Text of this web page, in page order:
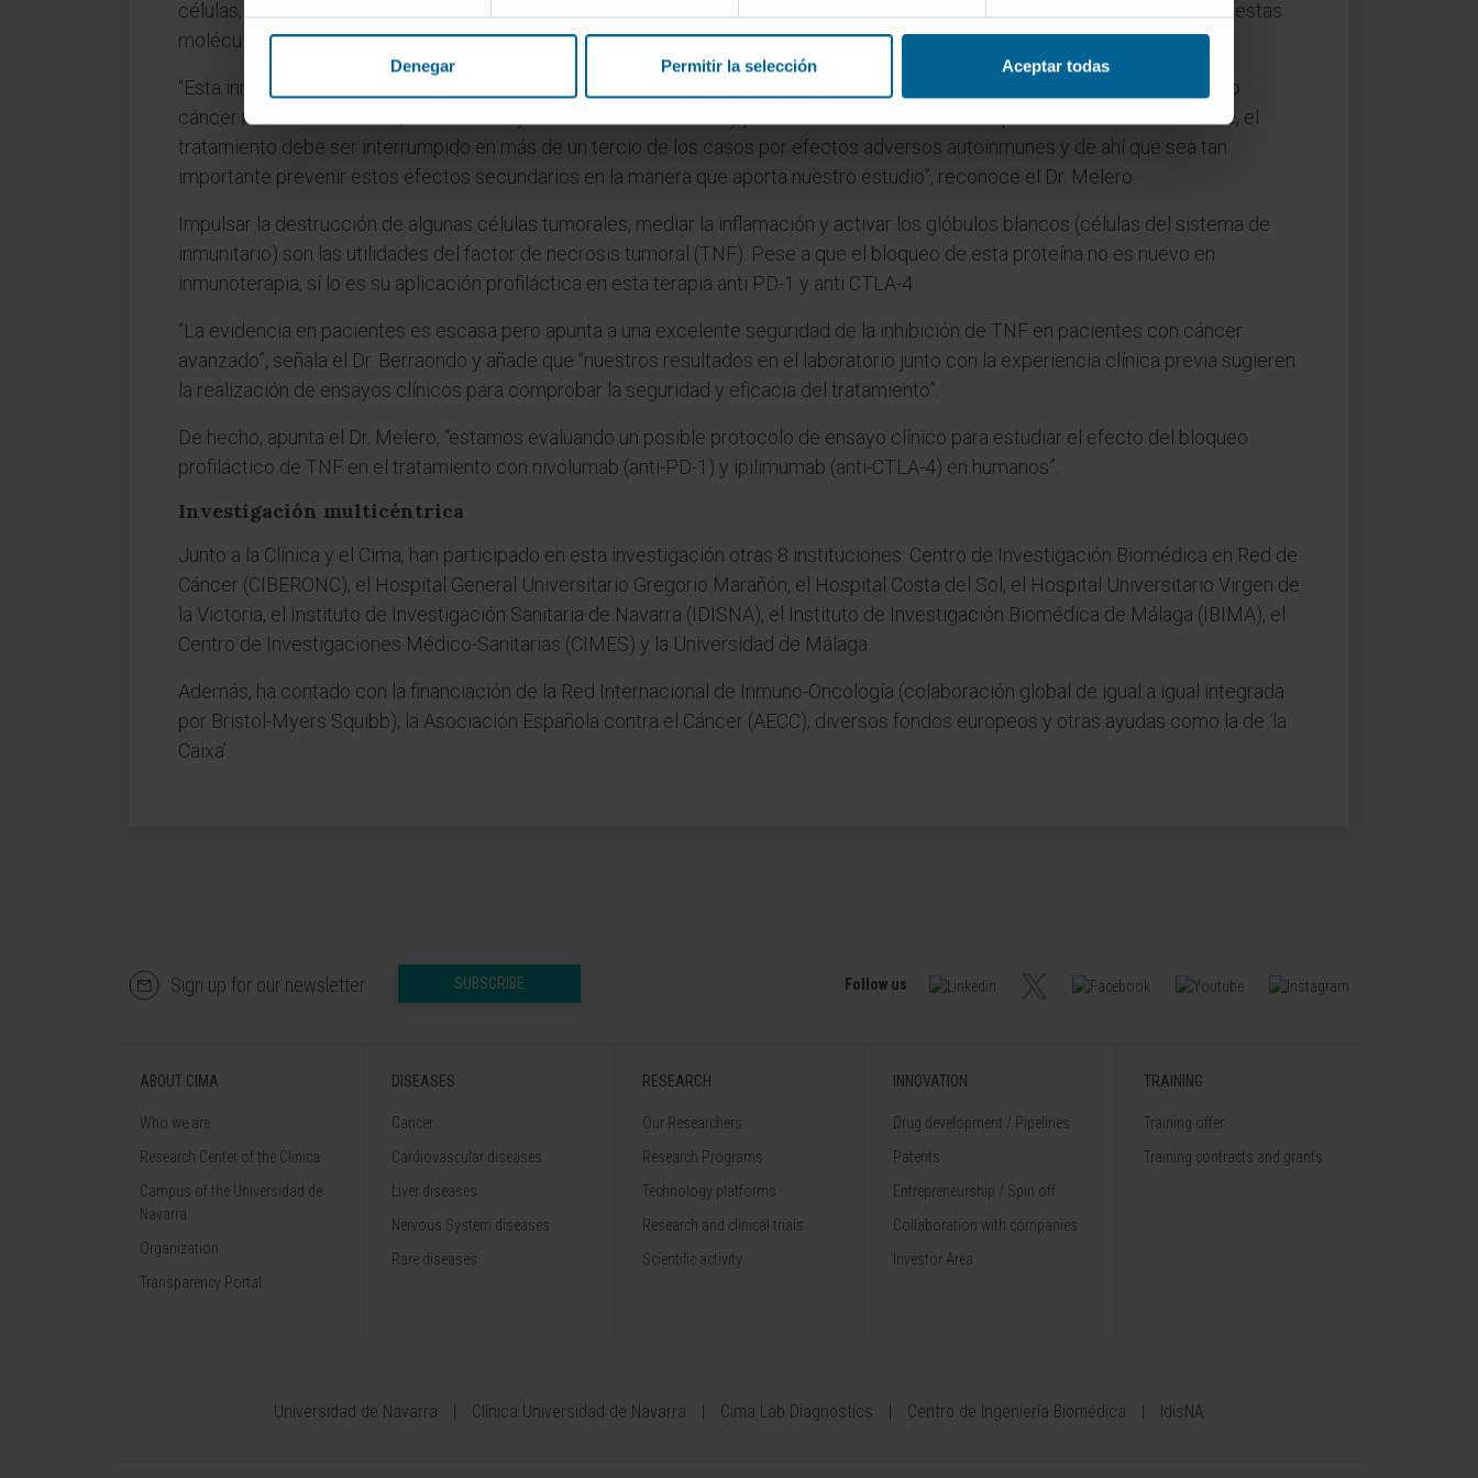
Denegar Permitir la selección Aceptar todas
células, como las cancerosas. De esta forma, actúan como frenos en el control del sistema inmunitario. Por lo tanto, al inhibir estas
moléculas, se elimina su acción de freno y se estimula la acción de defensa del organismo.
“Esta inmunoterapia dual ha demostrado de forma patente su eficacia en pacientes que presentan metástasis en melanoma o
cáncer renal. Actualmente, se está ensayando con resultados muy prometedores frente a otros tipos de cáncer. No obstante, el
tratamiento debe ser interrumpido en más de un tercio de los casos por efectos adversos autoinmunes y de ahí que sea tan
importante prevenir estos efectos secundarios en la manera que aporta nuestro estudio”, reconoce el Dr. Melero.
Impulsar la destrucción de algunas células tumorales, mediar la inflamación y activar los glóbulos blancos (células del sistema de
inmunitario) son las utilidades del factor de necrosis tumoral (TNF). Pese a que el bloqueo de esta proteína no es nuevo en
inmunoterapia, sí lo es su aplicación profiláctica en esta terapia anti PD-1 y anti CTLA-4.
“La evidencia en pacientes es escasa pero apunta a una excelente seguridad de la inhibición de TNF en pacientes con cáncer
avanzado”, señala el Dr. Berraondo y añade que “nuestros resultados en el laboratorio junto con la experiencia clínica previa sugieren
la realización de ensayos clínicos para comprobar la seguridad y eficacia del tratamiento”.
De hecho, apunta el Dr. Melero, “estamos evaluando un posible protocolo de ensayo clínico para estudiar el efecto del bloqueo
profiláctico de TNF en el tratamiento con nivolumab (anti-PD-1) y ipilimumab (anti-CTLA-4) en humanos”.
Investigación multicéntrica
Junto a la Clínica y el Cima, han participado en esta investigación otras 8 instituciones: Centro de Investigación Biomédica en Red de
Cáncer (CIBERONC), el Hospital General Universitario Gregorio Marañón, el Hospital Costa del Sol, el Hospital Universitario Virgen de
la Victoria, el Instituto de Investigación Sanitaria de Navarra (IDISNA), el Instituto de Investigación Biomédica de Málaga (IBIMA), el
Centro de Investigaciones Médico-Sanitarias (CIMES) y la Universidad de Málaga.
Además, ha contado con la financiación de la Red Internacional de Inmuno-Oncología (colaboración global de igual a igual integrada
por Bristol-Myers Squibb), la Asociación Española contra el Cáncer (AECC), diversos fondos europeos y otras ayudas como la de ‘la
Caixa’.
Sign up for our newsletter SUBSCRIBE Follow us
ABOUT CIMA
Who we are
Research Center of the Clinica
Campus of the Universidad de
Navarra
Organization
Transparency Portal
DISEASES
Cancer
Cardiovascular diseases
Liver diseases
Nervous System diseases
Rare diseases
RESEARCH
Our Researchers
Research Programs
Technology platforms
Research and clinical trials
Scientific activity
INNOVATION
Drug development / Pipelines
Patents
Entrepreneurship / Spin off
Collaboration with companies
Investor Area
TRAINING
Training offer
Training contracts and grants
Universidad de Navarra Clínica Universidad de Navarra Cima Lab Diagnostics Centro de Ingeniería Biomédica IdisNA